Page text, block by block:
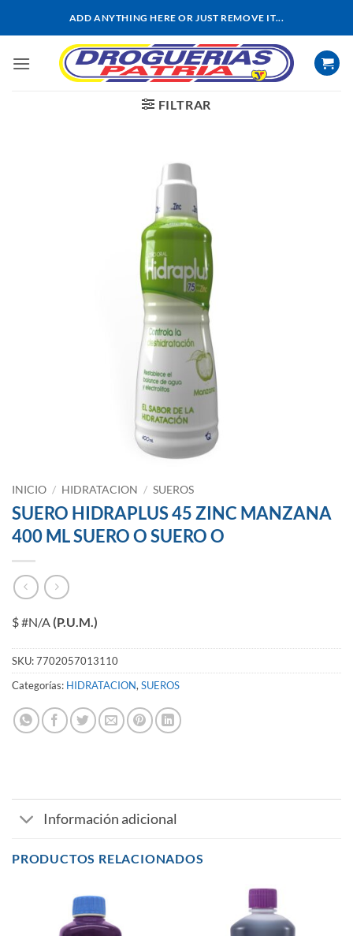
ADD ANYTHING HERE OR JUST REMOVE IT...
FILTRAR
INICIO / HIDRATACION / SUEROS
SUERO HIDRAPLUS 45 ZINC MANZANA
400 ML SUERO O SUERO O
$ #N/A(P.U.M.)
SKU:7702057013110
Categorías: HIDRATACION,SUEROS
Información adicional
PRODUCTOS RELACIONADOS